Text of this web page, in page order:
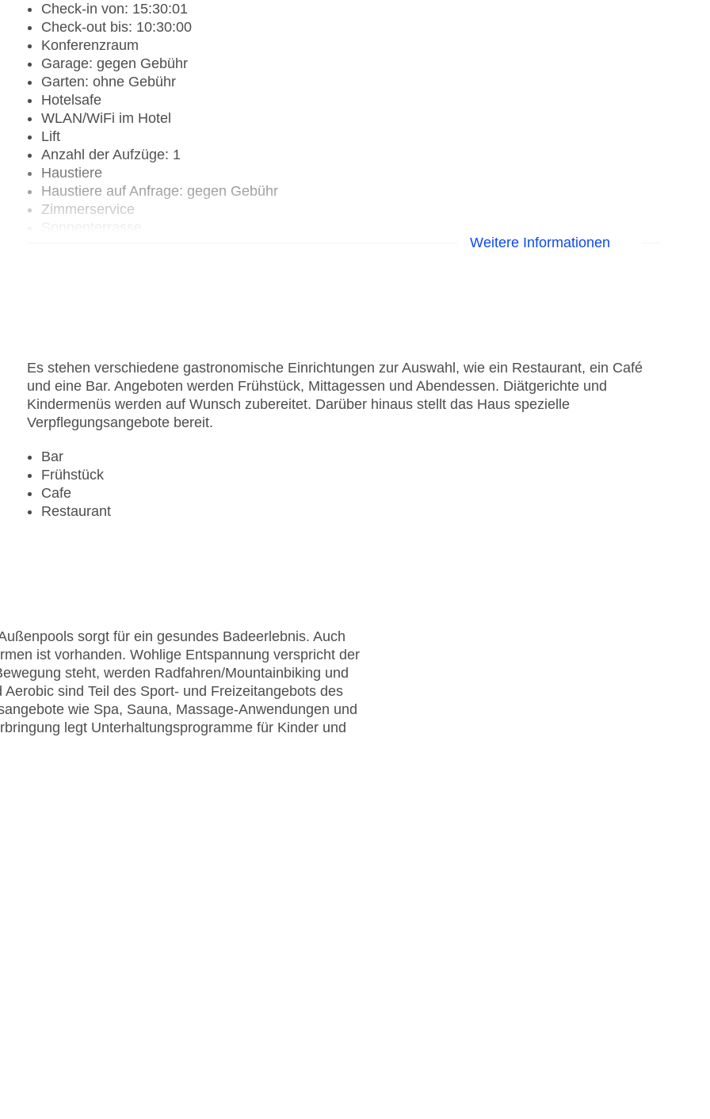
Check-in von: 15:30:01
Check-out bis: 10:30:00
Konferenzraum
Garage: gegen Gebühr
Garten: ohne Gebühr
Hotelsafe
WLAN/WiFi im Hotel
Lift
Anzahl der Aufzüge: 1
Haustiere
Haustiere auf Anfrage: gegen Gebühr
Zimmerservice
Weitere Informationen
Es stehen verschiedene gastronomische Einrichtungen zur Auswahl, wie ein Restaurant, ein Café
und eine Bar. Angeboten werden Frühstück, Mittagessen und Abendessen. Diätgerichte und
Kindermenüs werden auf Wunsch zubereitet. Darüber hinaus stellt das Haus spezielle
Verpflegungsangebote bereit.
Bar
Frühstück
Cafe
Restaurant
sorgt für ein gesundes Badeerlebnis. Auch
ist vorhanden. Wohlige Entspannung verspricht der
steht, werden Radfahren/Mountainbiking und
sind Teil des Sport- und Freizeitangebots des
wie Spa, Sauna, Massage-Anwendungen und
legt Unterhaltungsprogramme für Kinder und